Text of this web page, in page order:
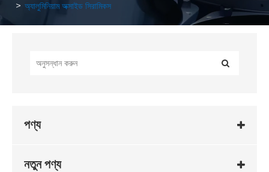
অ্যালুমিনিয়াম অক্সাইড সিরামিকস
পণ্য
নতুন পণ্য